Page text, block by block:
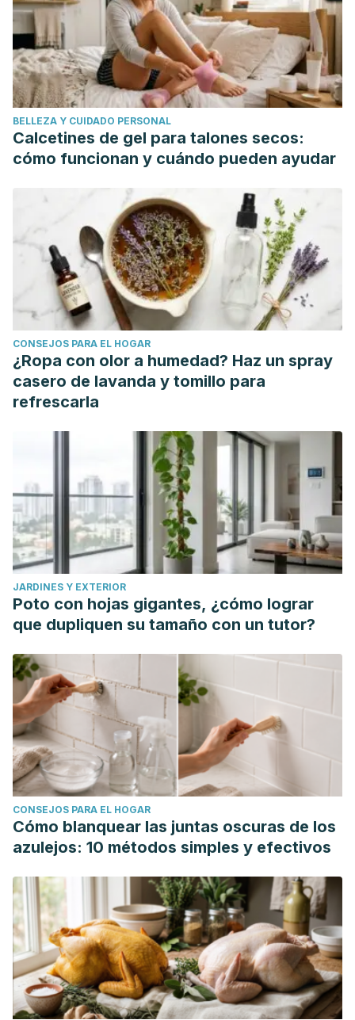
an ancient Andean grain: A review. Journal of the Science
of Food and Agriculture. https://doi.org/10.1002/jsfa.4158
Filho, A. M. M., Pirozi, M. R., Borges, J. T. D. S., Pinheiro
Sant’Ana, H. M., Chaves, J. B. P., & Coimbra, J. S. D. R.
(2017). Quinoa: Nutritional, functional, and antinutritional
aspects. Critical Reviews in Food Science and Nutrition.
https://doi.org/10.1080/10408398.2014.1001811
Wallace TC, Murray R, Zelman KM. The Nutritional Value
and Health Benefits of Chickpeas and Hummus. Nutrients.
2016;8(12):766. Published 2016 Nov 29.
doi:10.3390/nu8120766
Jukanti, A. K., Gaur, P. M., Gowda, C. L. L., & Chibbar, R. N.
(2012). Nutritional quality and health benefits of chickpea
(Cicer arietinum L.): A review. British Journal of Nutrition.
https://doi.org/10.1017/S0007114512000797
BELLEZA Y CUIDADO PERSONAL
Calcetines de gel para talones secos:
cómo funcionan y cuándo pueden ayudar
CONSEJOS PARA EL HOGAR
¿Ropa con olor a humedad? Haz un spray
casero de lavanda y tomillo para
refrescarla
JARDINES Y EXTERIOR
Poto con hojas gigantes, ¿cómo lograr
que dupliquen su tamaño con un tutor?
CONSEJOS PARA EL HOGAR
Cómo blanquear las juntas oscuras de los
azulejos: 10 métodos simples y efectivos